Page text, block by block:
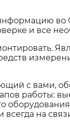
и все
с вами,
работы:
на